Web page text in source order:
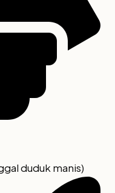
duduk manis)